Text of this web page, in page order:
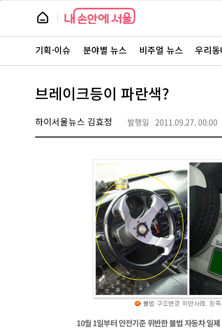
본
뉴
스
뉴
스
주
서
바
로
기획·이슈 분야별 뉴스 비주얼 뉴스 우리
브레이크등이 파란색?
하이서울뉴스 김효정 발행일 2011.09.27. 00:00
10월 1일부터 안전기준 위반한 불법 자동차 일
페